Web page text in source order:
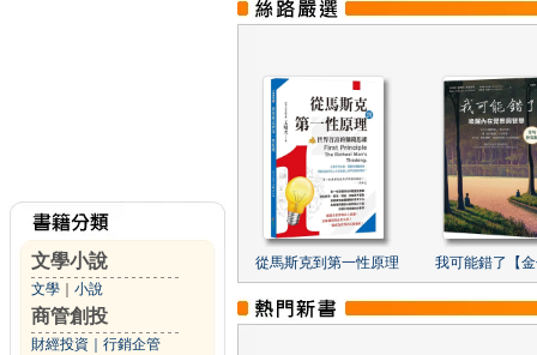
文學小說
文學 小說
商管創投
財經投資 行銷企管
從馬斯克到第一性原理 我可能錯了【